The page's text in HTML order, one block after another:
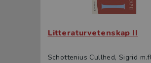
Litteraturvetenskap II
Schottenius Cullhed, Sigrid